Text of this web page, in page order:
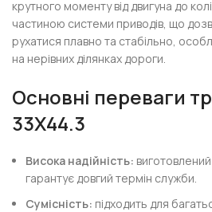
крутного моменту від двигуна до
частиною системи приводів, що
рухатися плавно та стабільно,
на нерівних ділянках дороги.
Основні переваги
33X44.3
Висока надійність: виготовлений
гарантує довгий термін служби.
Сумісність: підходить для